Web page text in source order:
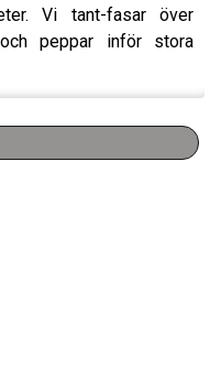
Vi tant-fasar över
peppar inför stora